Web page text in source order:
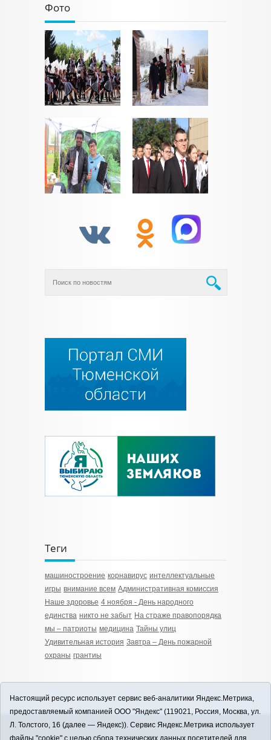
Фото
Теги
машиностроение корнавирус интеллектуальные
игры внимание всем Административная комиссия
Наше здоровье 4 ноября - День народного
единства никто не забыт На страже правопорядка
мы – патриоты медицина Тайны улиц
Удивительная история Завтра – День пожарной
охраны грантиы
12+
Настоящий ресурс использует сервис веб-аналитики Яндекс.Метрика,
предоставляемый компанией ООО "Яндекс" (119021, Россия, Москва, ул.
Л. Толстого, 16 (далее — Яндекс)). Сервис Яндекс.Метрика использует
файлы "cookie" с целью сбора технических данных посетителей для